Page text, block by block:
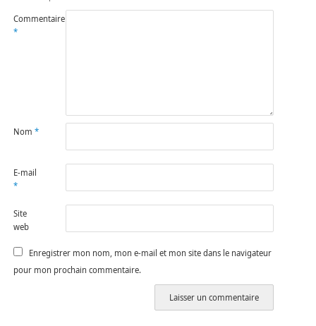
Commentaire
*
Nom *
E-mail
*
Site
web
Enregistrer mon nom, mon e-mail et mon site dans le navigateur
pour mon prochain commentaire.